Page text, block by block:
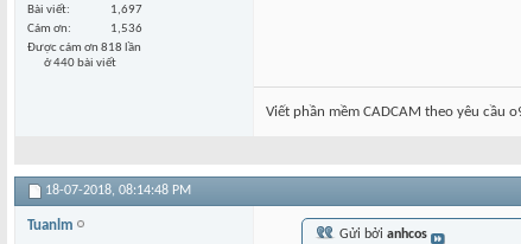
Bài viết
1,697
Cám ơn
1,536
Được cám ơn 818 lần
ở 440 bài viết
Viết phần mềm CADCAM theo yêu cầu
18-07-2018, 08:14:48 PM
Tuanlm
Gửi bởi anhcos